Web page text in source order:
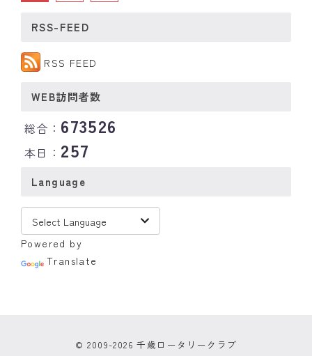
RSS-FEED
RSS FEED
WEB訪問者数
総合： 673526
本日： 257
Language
Powered by
Translate
© 2009-2026 千歳ロータリークラブ